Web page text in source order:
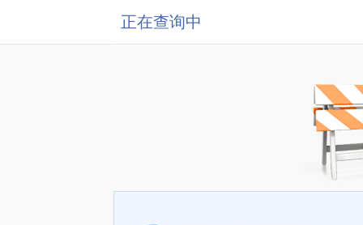
正在查询中